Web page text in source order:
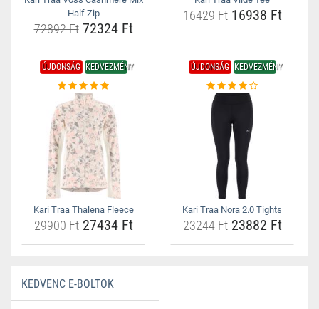
Half Zip
72892 Ft72324 Ft
16429 Ft16938 Ft
ÚJDONSÁG KEDVEZMÉNY
Kari Traa Thalena Fleece
29900 Ft27434 Ft
ÚJDONSÁG KEDVEZMÉNY
Kari Traa Nora 2.0 Tights
23244 Ft23882 Ft
KEDVENC E-BOLTOK